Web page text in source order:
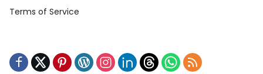
Terms of Service